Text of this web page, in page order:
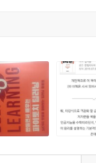
감정 분석(BERT)
하고 추론해 문맥에
ECO)
이에 주목하면서 어